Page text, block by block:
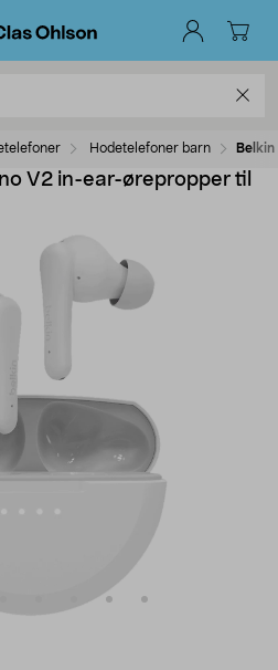
Hodetelefoner barn
V2 in-ear-ørepropper til